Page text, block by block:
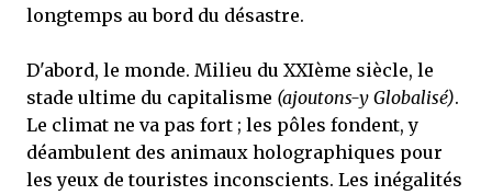
longtemps au bord du désastre.
D'abord, le monde. Milieu du XXIème siècle, le
stade ultime du capitalisme (ajoutons-y Globalisé).
Le climat ne va pas fort ; les pôles fondent, y
déambulent des animaux holographiques pour
les yeux de touristes inconscients. Les inégalités